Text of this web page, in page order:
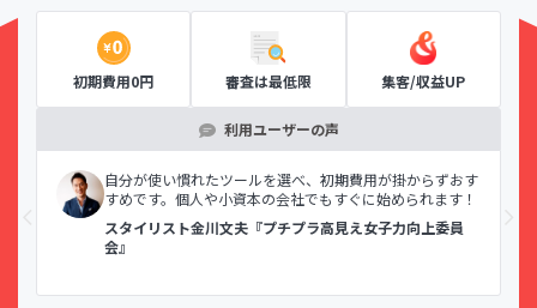
初期費用0円 審査は最低限 集客/収益UP
利用ユーザーの声
自分が使い慣れたツールを選べ、初期費用が掛からずおす
すめです。個人や小資本の会社でもすぐに始められます！
スタイリスト金川文夫『プチプラ高見え女子力向上委員
会』